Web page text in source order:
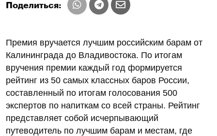
Поделиться:
Премия вручается лучшим российским барам от
Калининграда до Владивостока. По итогам
вручения премии каждый год формируется
рейтинг из 50 самых классных баров России,
составленный по итогам голосования 500
экспертов по напиткам со всей страны. Рейтинг
представляет собой исчерпывающий
путеводитель по лучшим барам и местам, где